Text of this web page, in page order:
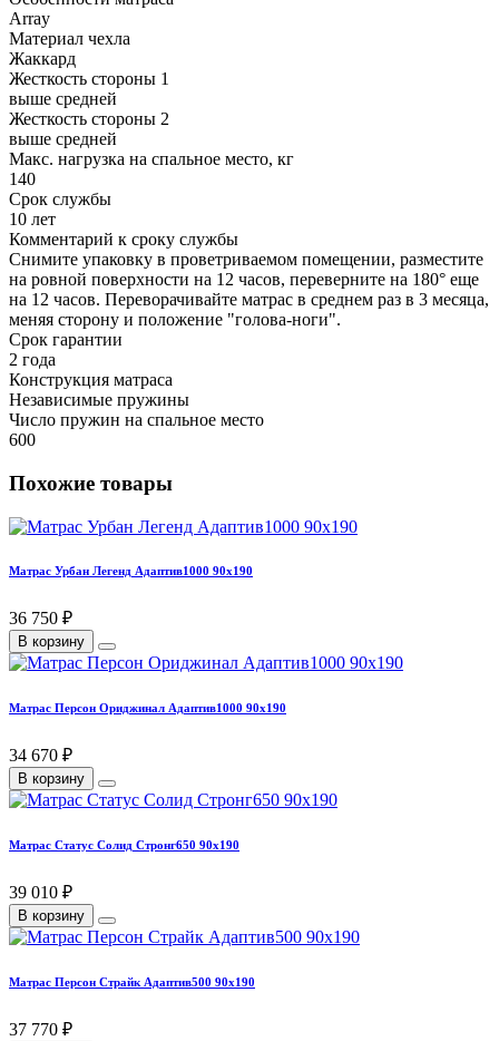
Array
Материал чехла
Жаккард
Жесткость стороны 1
выше средней
Жесткость стороны 2
выше средней
Макс. нагрузка на спальное место, кг
140
Срок службы
10 лет
Комментарий к сроку службы
Снимите упаковку в проветриваемом помещении, разместите
на ровной поверхности на 12 часов, переверните на 180° еще
на 12 часов. Переворачивайте матрас в среднем раз в 3 месяца,
меняя сторону и положение "голова-ноги".
Срок гарантии
2 года
Конструкция матраса
Независимые пружины
Число пружин на спальное место
600
Похожие товары
Матрас Урбан Легенд Адаптив1000 90х190
36 750 ₽
В корзину
Матрас Персон Ориджинал Адаптив1000 90х190
34 670 ₽
В корзину
Матрас Статус Солид Стронг650 90х190
39 010 ₽
В корзину
Матрас Персон Страйк Адаптив500 90х190
37 770 ₽